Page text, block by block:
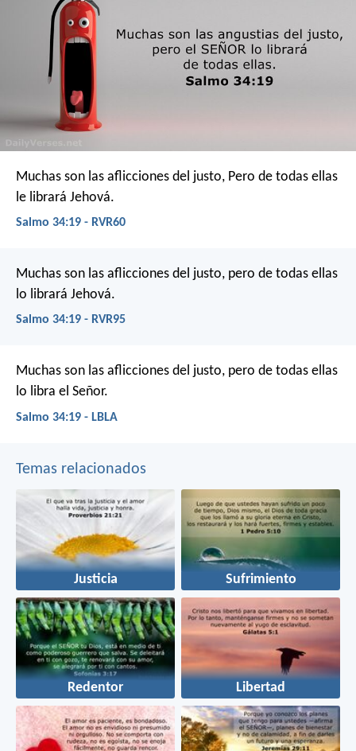
Muchas son las aflicciones del justo, Pero de todas ellas
le librará Jehová.
Salmo 34:19 - RVR60
Muchas son las aflicciones del justo, pero de todas ellas
lo librará Jehová.
Salmo 34:19 - RVR95
Muchas son las aflicciones del justo, pero de todas ellas
lo libra el Señor.
Salmo 34:19 - LBLA
Temas relacionados
Justicia Sufrimiento
Redentor Libertad